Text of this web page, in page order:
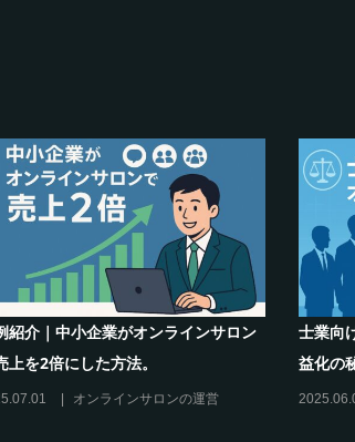
ら
れ
シリーズ連載【運営者のお悩み解決】～
現存のオンラインサロンをリスキリング
に活用するには？